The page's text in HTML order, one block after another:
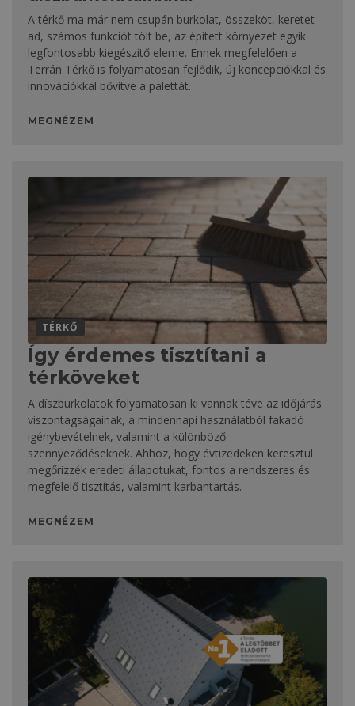
A térkő ma már nem csupán burkolat, összeköt, keretet
ad, számos funkciót tölt be, az épített környezet egyik
legfontosabb kiegészítő eleme. Ennek megfelelően a
Terrán Térkő is folyamatosan fejlődik, új koncepciókkal és
innovációkkal bővítve a palettát.
MEGNÉZEM
TÉRKŐ
Így érdemes tisztítani a
térköveket
A díszburkolatok folyamatosan ki vannak téve az időjárás
viszontagságainak, a mindennapi használatból fakadó
igénybevételnek, valamint a különböző
szennyeződéseknek. Ahhoz, hogy évtizedeken keresztül
megőrizzék eredeti állapotukat, fontos a rendszeres és
megfelelő tisztítás, valamint karbantartás.
MEGNÉZEM